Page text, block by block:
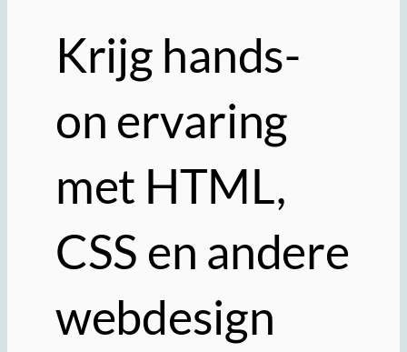
Krijg hands-
on ervaring
met HTML,
CSS en andere
webdesign